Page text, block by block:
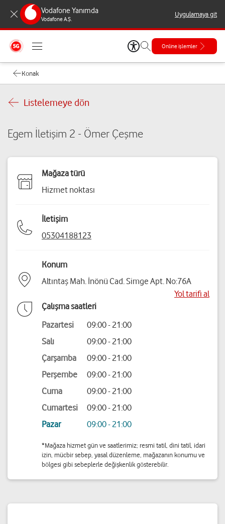
Vodafone Yanımda
Vodafone A.Ş.
Uygulamaya git
Online işlemler
Konak
Listelemeye dön
Egem İletişim 2 - Ömer Çeşme
Mağaza türü
Hizmet noktası
İletişim
05304188123
Konum
Altıntaş Mah. İnönü Cad. Simge Apt. No:76A
Yol tarifi al
Çalışma saatleri
Pazartesi
09:00 - 21:00
Salı
09:00 - 21:00
Çarşamba
09:00 - 21:00
Perşembe
09:00 - 21:00
Cuma
09:00 - 21:00
Cumartesi
09:00 - 21:00
Pazar
09:00 - 21:00
*Mağaza hizmet gün ve saatlerimiz; resmi tatil, dini tatil, idari
izin, mücbir sebep, yasal düzenleme, mağazanın konumu ve
bölgesi gibi sebeplerle değişkenlik gösterebilir.